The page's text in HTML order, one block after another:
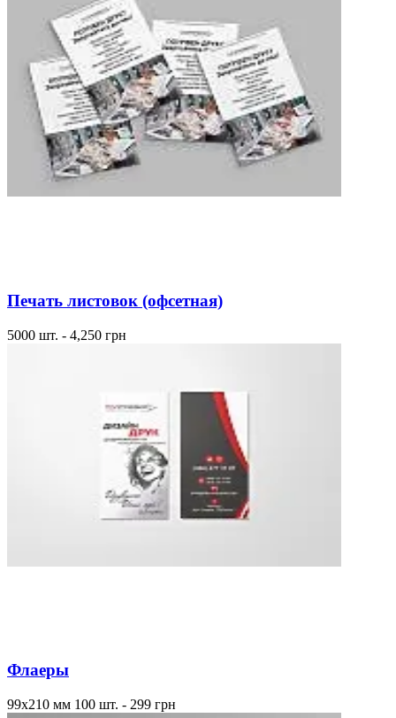
Печать листовок (офсетная)
5000 шт. - 4,250 грн
Флаеры
99х210 мм 100 шт. - 299 грн